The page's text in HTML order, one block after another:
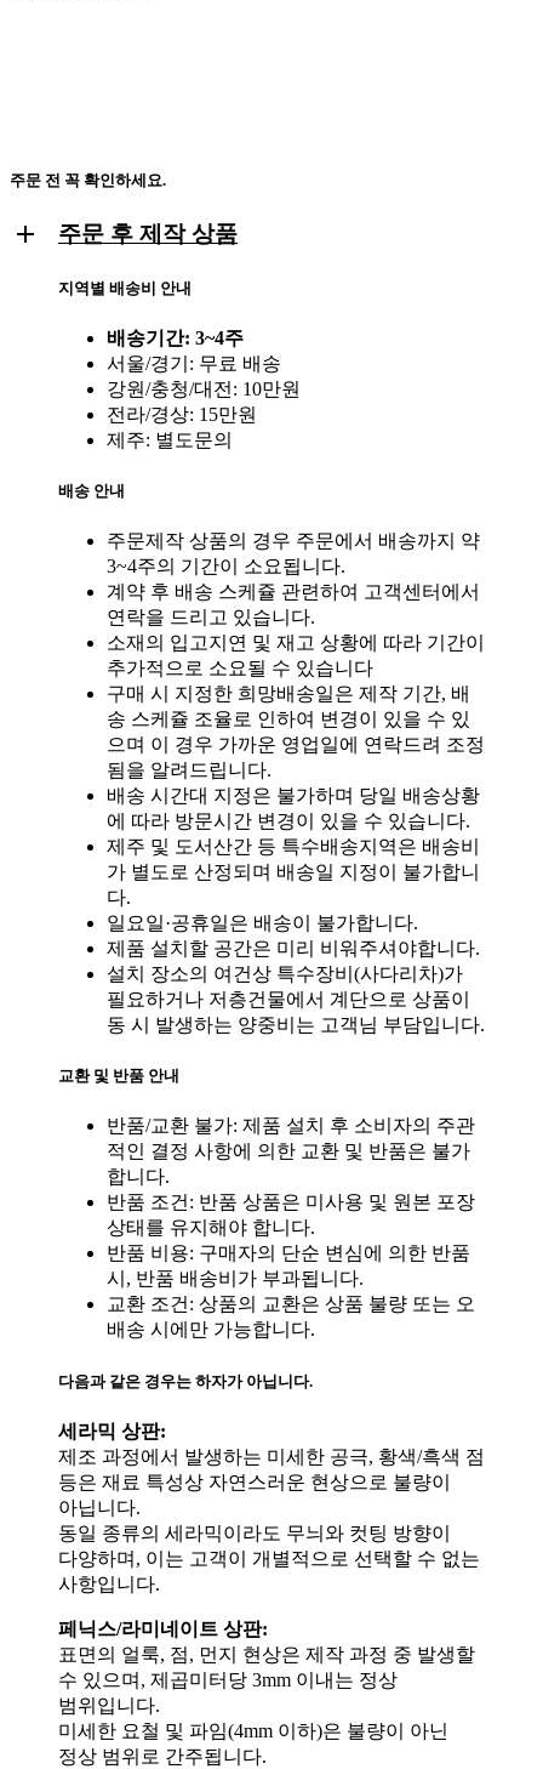
주문 전 꼭 확인하세요.
주문 후 제작 상품
지역별 배송비 안내
배송기간: 3~4주
서울/경기: 무료 배송
강원/충청/대전: 10만원
전라/경상: 15만원
제주: 별도문의
배송 안내
주문제작 상품의 경우 주문에서 배송까지 약
3~4주의 기간이 소요됩니다.
계약 후 배송 스케쥴 관련하여 고객센터에서
연락을 드리고 있습니다.
소재의 입고지연 및 재고 상황에 따라 기간이
추가적으로 소요될 수 있습니다
구매 시 지정한 희망배송일은 제작 기간, 배
송 스케쥴 조율로 인하여 변경이 있을 수 있
으며 이 경우 가까운 영업일에 연락드려 조정
됨을 알려드립니다.
배송 시간대 지정은 불가하며 당일 배송상황
에 따라 방문시간 변경이 있을 수 있습니다.
제주 및 도서산간 등 특수배송지역은 배송비
가 별도로 산정되며 배송일 지정이 불가합니
다.
일요일·공휴일은 배송이 불가합니다.
제품 설치할 공간은 미리 비워주셔야합니다.
설치 장소의 여건상 특수장비(사다리차)가
필요하거나 저층건물에서 계단으로 상품이
동 시 발생하는 양중비는 고객님 부담입니다.
교환 및 반품 안내
반품/교환 불가: 제품 설치 후 소비자의 주관
적인 결정 사항에 의한 교환 및 반품은 불가
합니다.
반품 조건: 반품 상품은 미사용 및 원본 포장
상태를 유지해야 합니다.
반품 비용: 구매자의 단순 변심에 의한 반품
시, 반품 배송비가 부과됩니다.
교환 조건: 상품의 교환은 상품 불량 또는 오
배송 시에만 가능합니다.
다음과 같은 경우는 하자가 아닙니다.
세라믹 상판:
제조 과정에서 발생하는 미세한 공극, 황색/흑색 점
등은 재료 특성상 자연스러운 현상으로 불량이
아닙니다.
동일 종류의 세라믹이라도 무늬와 컷팅 방향이
다양하며, 이는 고객이 개별적으로 선택할 수 없는
사항입니다.
페닉스/라미네이트 상판:
표면의 얼룩, 점, 먼지 현상은 제작 과정 중 발생할
수 있으며, 제곱미터당 3mm 이내는 정상
범위입니다.
미세한 요철 및 파임(4mm 이하)은 불량이 아닌
정상 범위로 간주됩니다.